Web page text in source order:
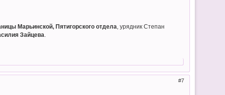
Марьинской, Пятигорского отдела , урядник Степан
Зайцева
7